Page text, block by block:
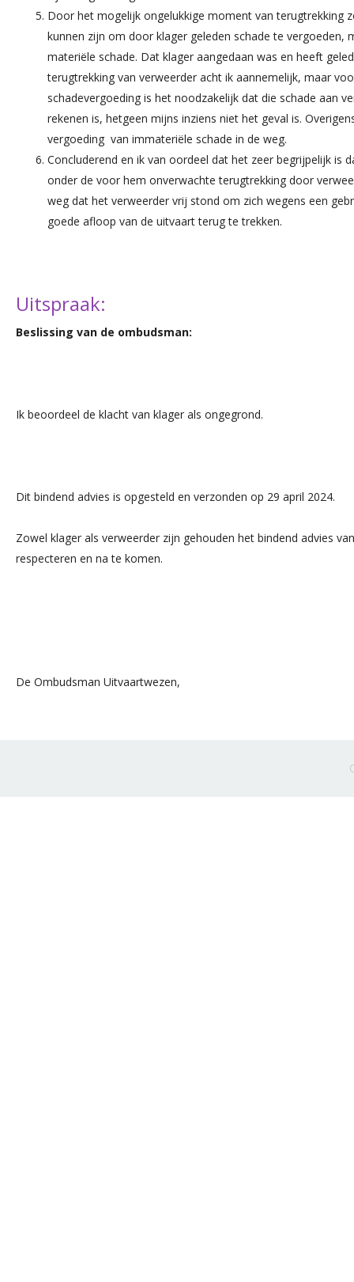
Door het mogelijk ongelukkige moment van terugtrekking
kunnen zijn om door klager geleden schade te vergoeden,
materiële schade. Dat klager aangedaan was en heeft
terugtrekking van verweerder acht ik aannemelijk, maar
schadevergoeding is het noodzakelijk dat die schade aan
rekenen is, hetgeen mijns inziens niet het geval is.
vergoeding van immateriële schade in de weg.
Concluderend en ik van oordeel dat het zeer begrijpelijk is
onder de voor hem onverwachte terugtrekking door
weg dat het verweerder vrij stond om zich wegens een
goede afloop van de uitvaart terug te trekken.
Uitspraak:
Beslissing van de ombudsman:
Ik beoordeel de klacht van klager als ongegrond.
Dit bindend advies is opgesteld en verzonden op 29 april 2024.
Zowel klager als verweerder zijn gehouden het bindend advies
respecteren en na te komen.
De Ombudsman Uitvaartwezen,